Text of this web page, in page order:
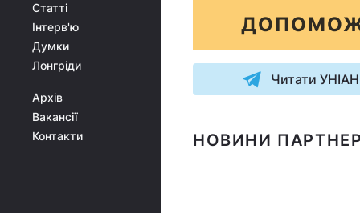
Статті
Інтерв'ю
Думки
Лонгріди
Архів
Вакансії
Контакти
Читати
НОВИНИ